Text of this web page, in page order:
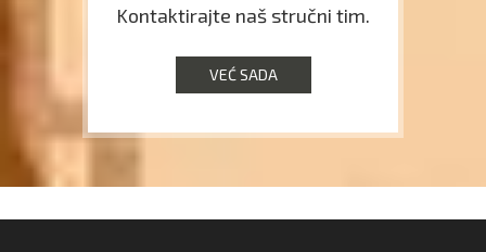
Kontaktirajte naš stručni tim.
VEĆ SADA